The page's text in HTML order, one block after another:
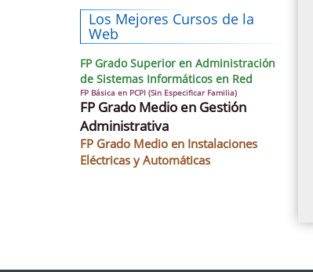
Los Mejores Cursos de la
Web
FP Grado Superior en Administración
de Sistemas Informáticos en Red
FP Básica en PCPI (Sin Especificar Familia)
FP Grado Medio en Gestión
Administrativa
FP Grado Medio en Instalaciones
Eléctricas y Automáticas